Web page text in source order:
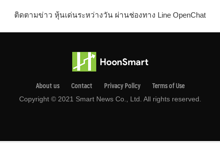
ติดตามข่าว หุ้นเด่นระหว่างวัน ผ่านช่องทาง Line OpenChat
About us Contact Privacy Pollcy Terms of Use
Copyright © 2021 Smart News Co., Ltd. All rights reserved.